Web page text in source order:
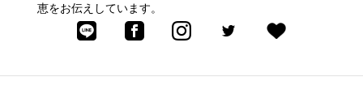
恵をお伝えしています。